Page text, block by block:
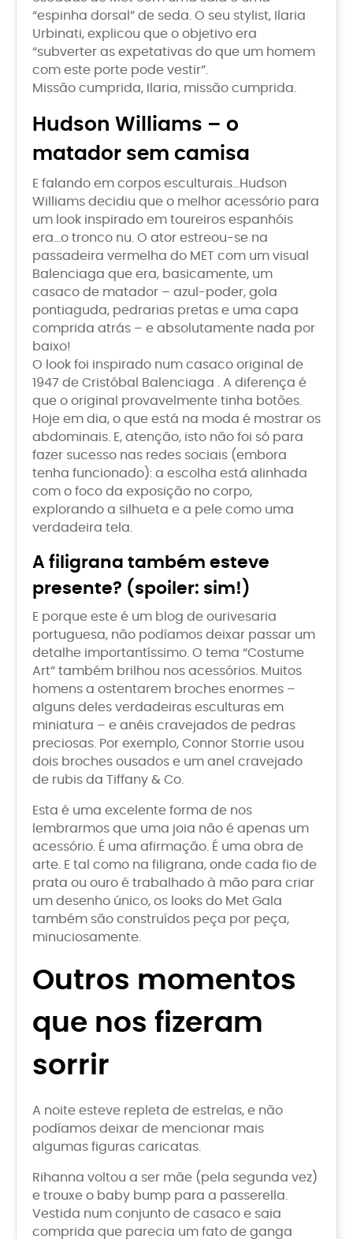
“espinha dorsal” de seda. O seu stylist, Ilaria
Urbinati, explicou que o objetivo era
“subverter as expetativas do que um homem
com este porte pode vestir”.
Missão cumprida, Ilaria, missão cumprida.
Hudson Williams – o
matador sem camisa
E falando em corpos esculturais…Hudson
Williams decidiu que o melhor acessório para
um look inspirado em toureiros espanhóis
era…o tronco nu. O ator estreou-se na
passadeira vermelha do MET com um visual
Balenciaga que era, basicamente, um
casaco de matador – azul-poder, gola
pontiaguda, pedrarias pretas e uma capa
comprida atrás – e absolutamente nada por
baixo!
O look foi inspirado num casaco original de
1947 de Cristóbal Balenciaga . A diferença é
que o original provavelmente tinha botões.
Hoje em dia, o que está na moda é mostrar os
abdominais. E, atenção, isto não foi só para
fazer sucesso nas redes sociais (embora
tenha funcionado): a escolha está alinhada
com o foco da exposição no corpo,
explorando a silhueta e a pele como uma
verdadeira tela.
A filigrana também esteve
presente? (spoiler: sim!)
E porque este é um blog de ourivesaria
portuguesa, não podíamos deixar passar um
detalhe importantíssimo. O tema “Costume
Art” também brilhou nos acessórios. Muitos
homens a ostentarem broches enormes –
alguns deles verdadeiras esculturas em
miniatura – e anéis cravejados de pedras
preciosas. Por exemplo, Connor Storrie usou
dois broches ousados e um anel cravejado
de rubis da Tiffany & Co.
Esta é uma excelente forma de nos
lembrarmos que uma joia não é apenas um
acessório. É uma afirmação. É uma obra de
arte. E tal como na filigrana, onde cada fio de
prata ou ouro é trabalhado à mão para criar
um desenho único, os looks do Met Gala
também são construídos peça por peça,
minuciosamente.
Outros momentos
que nos fizeram
sorrir
A noite esteve repleta de estrelas, e não
podíamos deixar de mencionar mais
algumas figuras caricatas.
Rihanna voltou a ser mãe (pela segunda vez)
e trouxe o baby bump para a passerella.
Vestida num conjunto de casaco e saia
comprida que parecia um fato de ganga